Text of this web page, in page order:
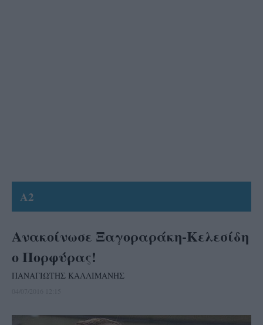
A2
Ανακοίνωσε Ξαγοραράκη-Κελεσίδη
ο Πορφύρας!
ΠΑΝΑΓΙΩΤΗΣ ΚΑΛΛΙΜΑΝΗΣ